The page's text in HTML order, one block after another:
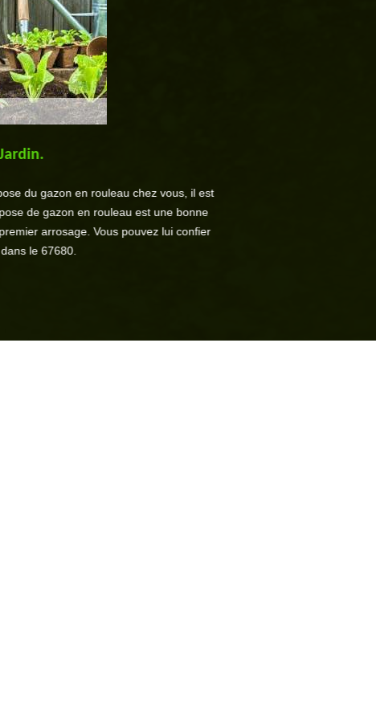
du gazon en rouleau chez vous, il est
de gazon en rouleau est une bonne
arrosage. Vous pouvez lui confier
le 67680.